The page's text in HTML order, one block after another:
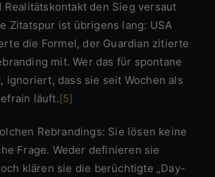
den Sieg versaut
Zitatspur ist übrigens lang: USA
die Formel, der Guardian zitierte
mit. Wer das für spontane
ignoriert, dass sie seit Wochen als
läuft.[5]
Frage. Weder definieren sie
klären sie die berüchtigte „Day-